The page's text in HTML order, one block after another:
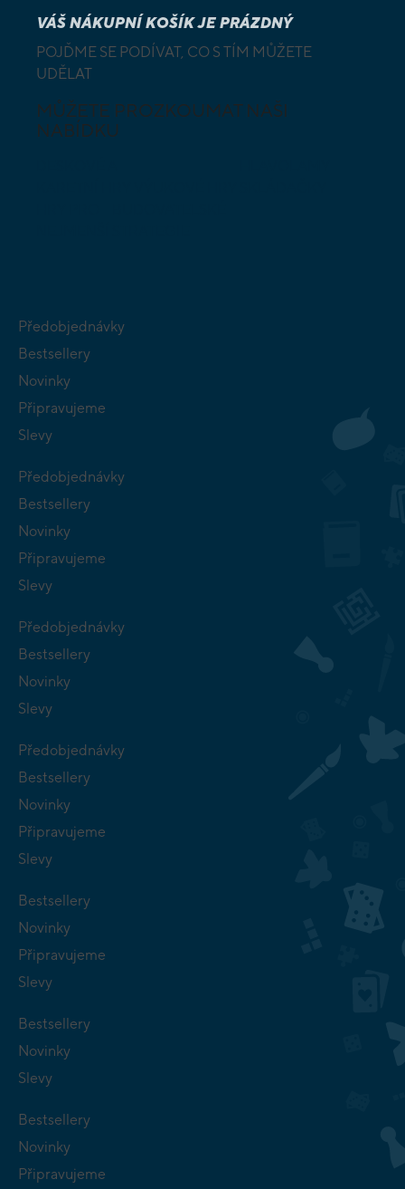
VÁŠ NÁKUPNÍ KOŠÍK JE PRÁZDNÝ
POJĎME SE PODÍVAT, CO S TÍM MŮŽETE
UDĚLAT
MŮŽETE PROZKOUMAT NAŠI
NABÍDKU
Předobjednávky
Bestsellery
Novinky
Připravujeme
Slevy
Předobjednávky
Bestsellery
Novinky
Připravujeme
Slevy
Předobjednávky
Bestsellery
Novinky
Slevy
Předobjednávky
Bestsellery
Novinky
Připravujeme
Slevy
Bestsellery
Novinky
Připravujeme
Slevy
Bestsellery
Novinky
Slevy
Bestsellery
Novinky
Připravujeme